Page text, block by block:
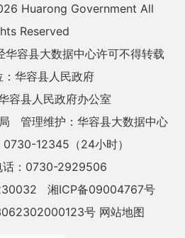
Huarong Government All
Reserved
华容县大数据中心许可不得转载
：华容县人民政府
容县人民政府办公室
管理维护：华容县大数据中心
12345（24小时）
话：0730-2929506
湘ICP备09004767号
号 网站地图